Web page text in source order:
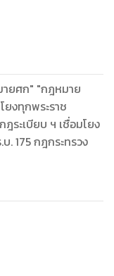
ยศก" "กฎหมาย
งทุกพระราช
ะเบียบ ฯ เชื่อมโยง
175 กฎกระทรวง